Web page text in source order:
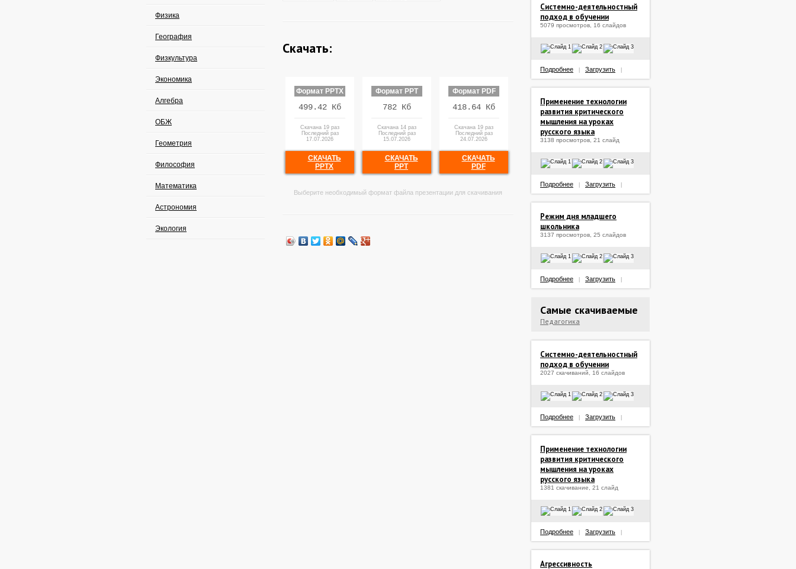
Физика
География
Физкультура
Экономика
Алгебра
ОБЖ
Геометрия
Философия
Математика
Астрономия
Экология
Скачать:
Формат PPTX
499.42 Кб
Скачана 19 раз
Последний раз
17.07.2026
СКАЧАТЬ
PPTX
Формат PPT
782 Кб
Скачана 14 раз
Последний раз
15.07.2026
СКАЧАТЬ
PPT
Формат PDF
418.64 Кб
Скачана 19 раз
Последний раз
24.07.2026
СКАЧАТЬ
PDF
Выберите необходимый формат файла презентации для скачивания
Системно-деятельностный
подход в обучении
5079 просмотров, 16 слайдов
Подробнее Загрузить
Применение технологии
развития критического
мышления на уроках
русского языка
3138 просмотров, 21 слайд
Подробнее Загрузить
Режим дня младшего
школьника
3137 просмотров, 25 слайдов
Подробнее Загрузить
Самые скачиваемые
Педагогика
Системно-деятельностный
подход в обучении
2027 скачиваний, 16 слайдов
Подробнее Загрузить
Применение технологии
развития критического
мышления на уроках
русского языка
1381 скачивание, 21 слайд
Подробнее Загрузить
Агрессивность